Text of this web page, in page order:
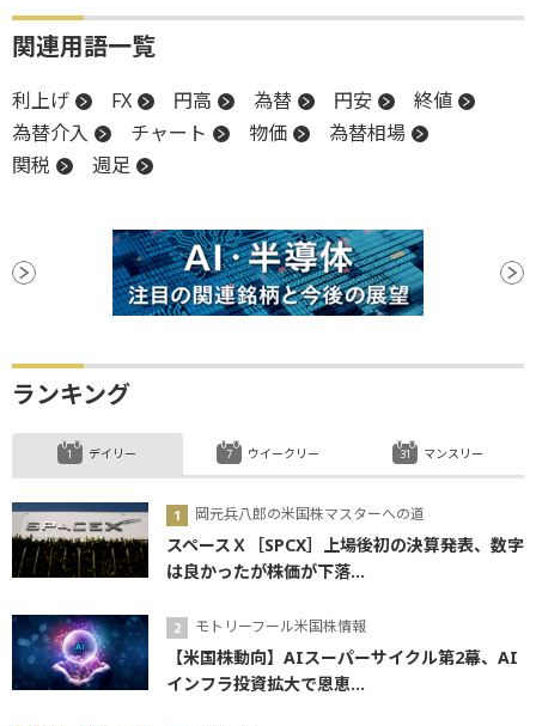
関連用語一覧
利上げ FX 円高 為替 円安
終値
為替介入
チャート 物価
為替相場
関税
週足
ランキング
デイリー
岡元兵八郎の米国株マスターへの道
スペースＸ［SPCX］上場後初の決算発表、数字
は良かったが株価が下落...
モトリーフール米国株情報
【米国株動向】AIスーパーサイクル第2幕、AI
インフラ投資拡大で恩恵...
ウイークリー マンスリー